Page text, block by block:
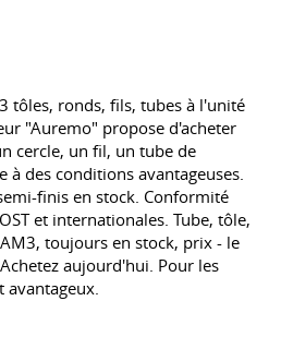
tôles, ronds, fils, tubes à l'unité
"Auremo" propose d'acheter
cercle, un fil, un tube de
des conditions avantageuses.
finis en stock. Conformité
et internationales. Tube, tôle,
toujours en stock, prix - le
aujourd'hui. Pour les